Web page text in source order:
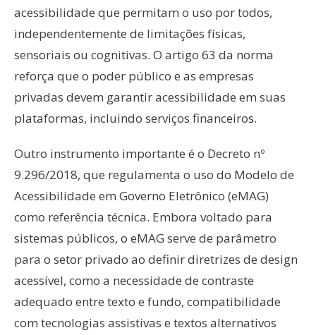
acessibilidade que permitam o uso por todos,
independentemente de limitações físicas,
sensoriais ou cognitivas. O artigo 63 da norma
reforça que o poder público e as empresas
privadas devem garantir acessibilidade em suas
plataformas, incluindo serviços financeiros.
Outro instrumento importante é o Decreto nº
9.296/2018, que regulamenta o uso do Modelo de
Acessibilidade em Governo Eletrônico (eMAG)
como referência técnica. Embora voltado para
sistemas públicos, o eMAG serve de parâmetro
para o setor privado ao definir diretrizes de design
acessível, como a necessidade de contraste
adequado entre texto e fundo, compatibilidade
com tecnologias assistivas e textos alternativos